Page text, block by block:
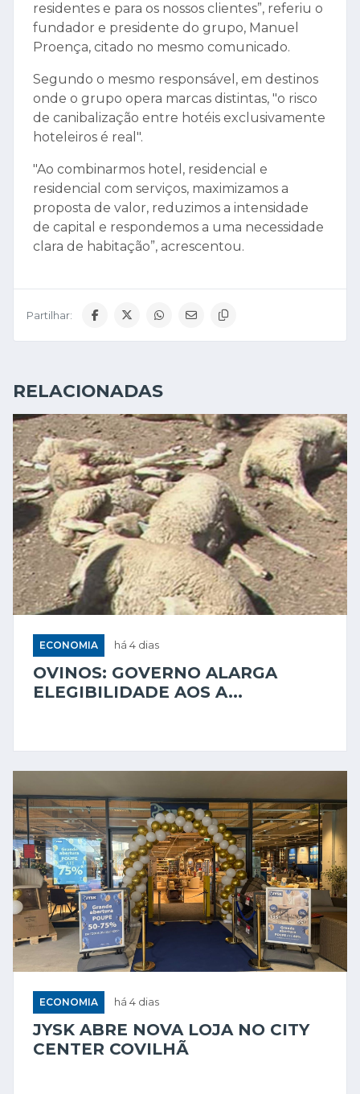
residentes e para os nossos clientes”, referiu o
fundador e presidente do grupo, Manuel
Proença, citado no mesmo comunicado.
Segundo o mesmo responsável, em destinos
onde o grupo opera marcas distintas, "o risco
de canibalização entre hotéis exclusivamente
hoteleiros é real".
"Ao combinarmos hotel, residencial e
residencial com serviços, maximizamos a
proposta de valor, reduzimos a intensidade
de capital e respondemos a uma necessidade
clara de habitação”, acrescentou.
Partilhar:
RELACIONADAS
ECONOMIA há 4 dias
OVINOS: GOVERNO ALARGA
ELEGIBILIDADE AOS A...
ECONOMIA há 4 dias
JYSK ABRE NOVA LOJA NO CITY
CENTER COVILHÃ